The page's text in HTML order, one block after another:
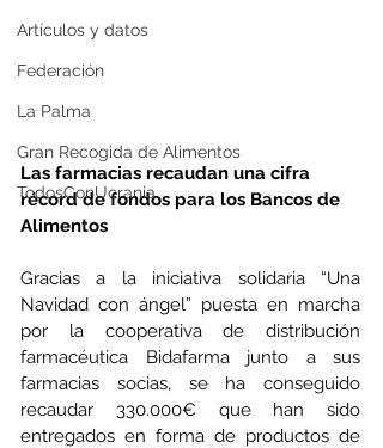
Artículos y datos
Federación
La Palma
Gran Recogida de Alimentos
TodosConUcrania
Las farmacias recaudan una cifra
récord de fondos para los Bancos de
Alimentos
Gracias a la iniciativa solidaria “Una
Navidad con ángel” puesta en marcha
por la cooperativa de distribución
farmacéutica Bidafarma junto a sus
farmacias socias, se ha conseguido
recaudar 330.000€ que han sido
entregados en forma de productos de